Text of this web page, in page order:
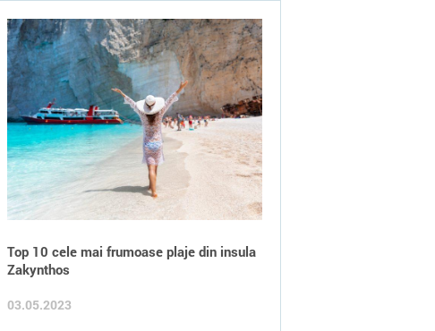
Top 10 cele mai frumoase plaje din insula
Zakynthos
03.05.2023